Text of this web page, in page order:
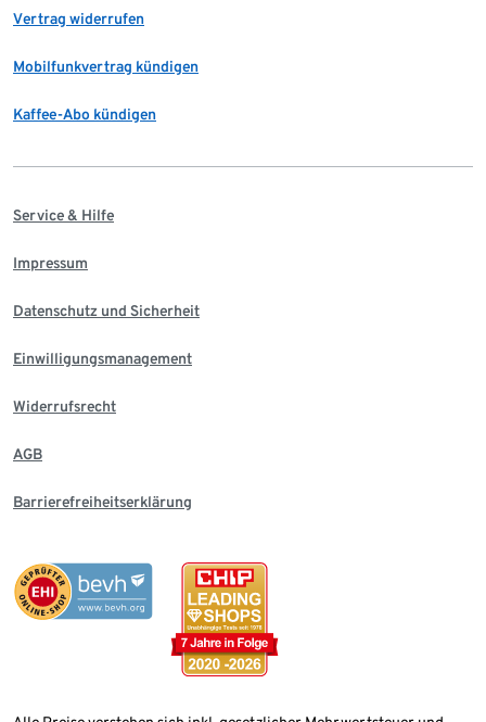
Vertrag widerrufen
Mobilfunkvertrag kündigen
Kaffee-Abo kündigen
Service & Hilfe
Impressum
Datenschutz und Sicherheit
Einwilligungsmanagement
Widerrufsrecht
AGB
Barrierefreiheitserklärung